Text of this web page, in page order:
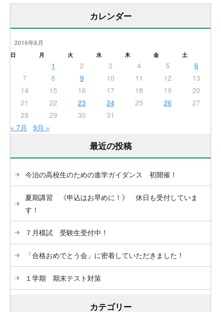
カレンダー
2016年8月
日 月 火 水 木 金 土
1 2 3 4 5
6
7
8 9 10 11 12
13
14
15 16 17 18 19
20
21
22 23 24 25 26
27
28
29 30
31
« 7月
9月 »
最近の投稿
今治の高校生のための進学ガイダンス 初開催！
夏期講習 《申込はお早めに！》 休日も受付していま
す！
７月模試 受験生受付中！
「合格おめでとう会」に密着していただきました！
１学期 期末テスト対策
カテゴリー